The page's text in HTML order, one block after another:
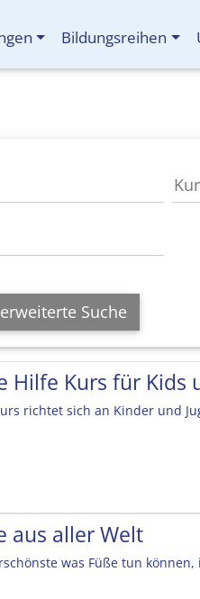
Bildungsreihen
erweiterte Suche
Hilfe Kurs für Kids
richtet sich an Kinder und
aus aller Welt
was Füße tun können,